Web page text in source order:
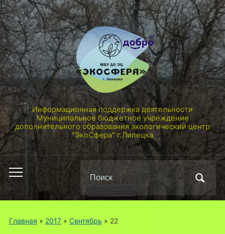
Информационная поддержка деятельности
Муниципальное бюджетное учреждение
дополнительного образования экологический центр
"ЭкоСфера" г.Липецка
Переключить
мобильное
меню
Поиск
по:
Главная » 2017» Сентябрь » 22